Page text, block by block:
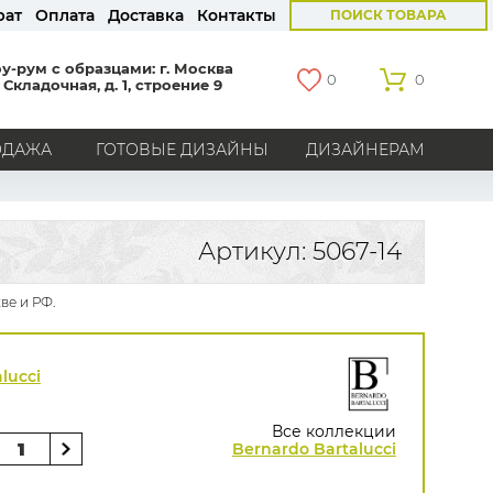
Оплата Доставка Контакты ПОИСК ТОВАРА
рум с образцами: г. Москва
Складочная, д. 1, строение 9
0 0
ГОТОВЫЕ ДИЗАЙНЫ ДИЗАЙНЕРАМ
Америка
Англия Бельгия
Германия
Голландия
Россия Все страны
Marburg
Zambaiti
AS Creation
Hygge Roll
Распродажа остатков
Grandeco
Артикул: 5067-14
и РФ.
Все коллекции
Bernardo Bartalucci